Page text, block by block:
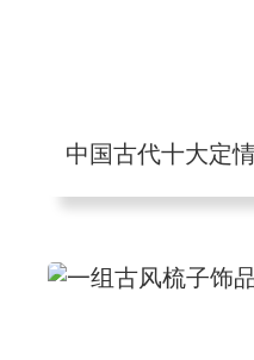
中国古代十大定